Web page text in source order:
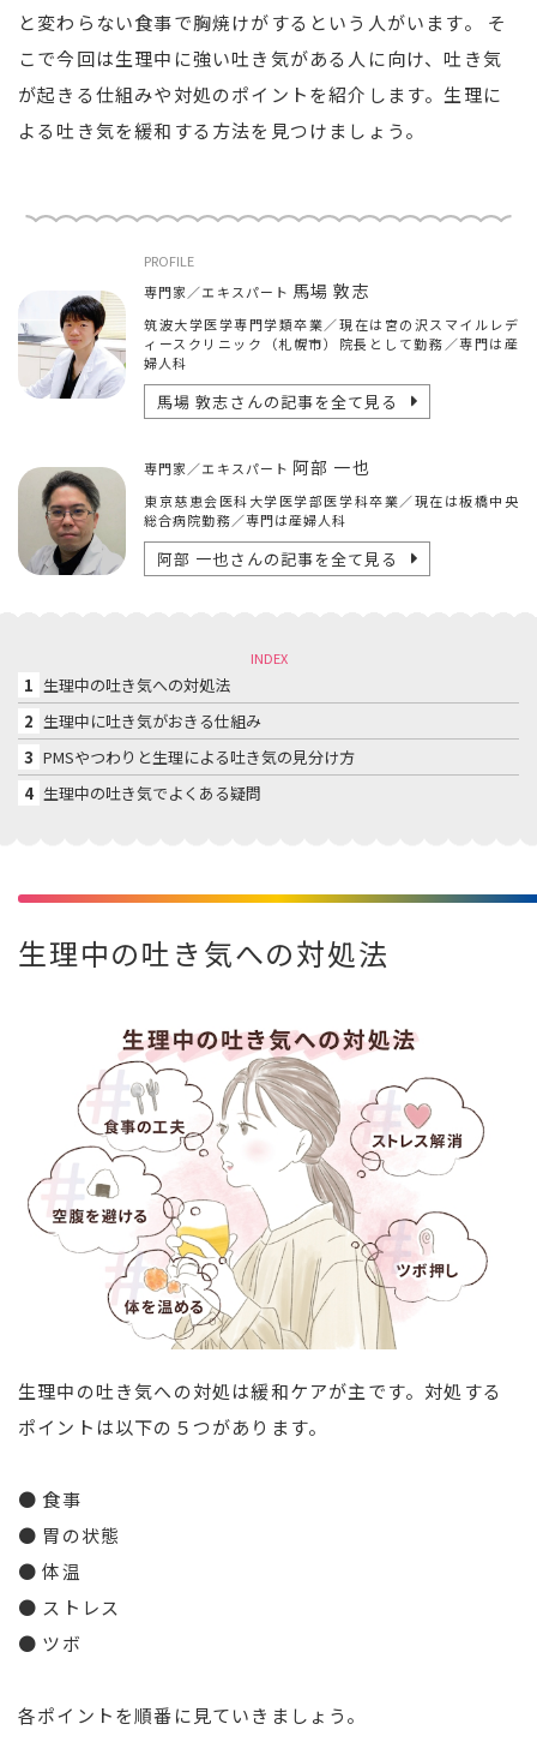
と変わらない食事で胸焼けがするという人がいます。 そ
こで今回は生理中に強い吐き気がある人に向け、吐き気
が起きる仕組みや対処のポイントを紹介します。生理に
よる吐き気を緩和する方法を見つけましょう。
PROFILE
専門家／エキスパート 馬場 敦志
筑波大学医学専門学類卒業／現在は宮の沢スマイルレデ
ィースクリニック（札幌市）院長として勤務／専門は産
婦人科
馬場 敦志さんの記事を全て見る
専門家／エキスパート 阿部 一也
東京慈恵会医科大学医学部医学科卒業／現在は板橋中央
総合病院勤務／専門は産婦人科
阿部 一也さんの記事を全て見る
INDEX
1 生理中の吐き気への対処法
2 生理中に吐き気がおきる仕組み
3 PMSやつわりと生理による吐き気の見分け方
4 生理中の吐き気でよくある疑問
生理中の吐き気への対処法
生理中の吐き気への対処は緩和ケアが主です。対処する
ポイントは以下の５つがあります。
● 食事
● 胃の状態
● 体温
● ストレス
● ツボ
各ポイントを順番に見ていきましょう。